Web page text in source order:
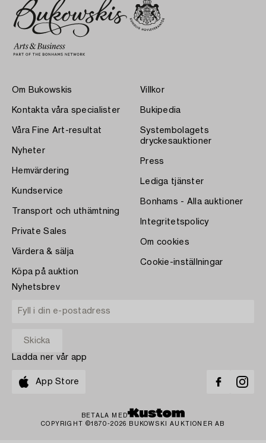
Om Bukowskis
Kontakta våra specialister
Våra Fine Art-resultat
Nyheter
Hemvärdering
Kundservice
Transport och uthämtning
Private Sales
Värdera & sälja
Köpa på auktion
Villkor
Bukipedia
Systembolagets
dryckesauktioner
Press
Lediga tjänster
Bonhams - Alla auktioner
Integritetspolicy
Om cookies
Cookie-inställningar
Nyhetsbrev
Ladda ner vår app
App Store
BETALA MED
COPYRIGHT ©1870-2026 BUKOWSKI AUKTIONER AB